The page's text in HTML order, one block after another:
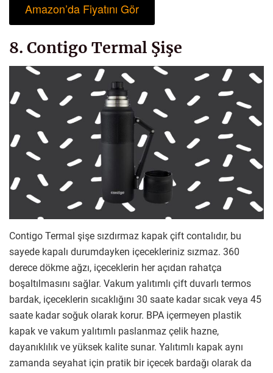
Amazon’da Fiyatını Gör
8. Contigo Termal Şişe
Contigo Termal şişe sızdırmaz kapak çift contalıdır, bu
sayede kapalı durumdayken içecekleriniz sızmaz. 360
derece dökme ağzı, içeceklerin her açıdan rahatça
boşaltılmasını sağlar. Vakum yalıtımlı çift duvarlı termos
bardak, içeceklerin sıcaklığını 30 saate kadar sıcak veya 45
saate kadar soğuk olarak korur. BPA içermeyen plastik
kapak ve vakum yalıtımlı paslanmaz çelik hazne,
dayanıklılık ve yüksek kalite sunar. Yalıtımlı kapak aynı
zamanda seyahat için pratik bir içecek bardağı olarak da